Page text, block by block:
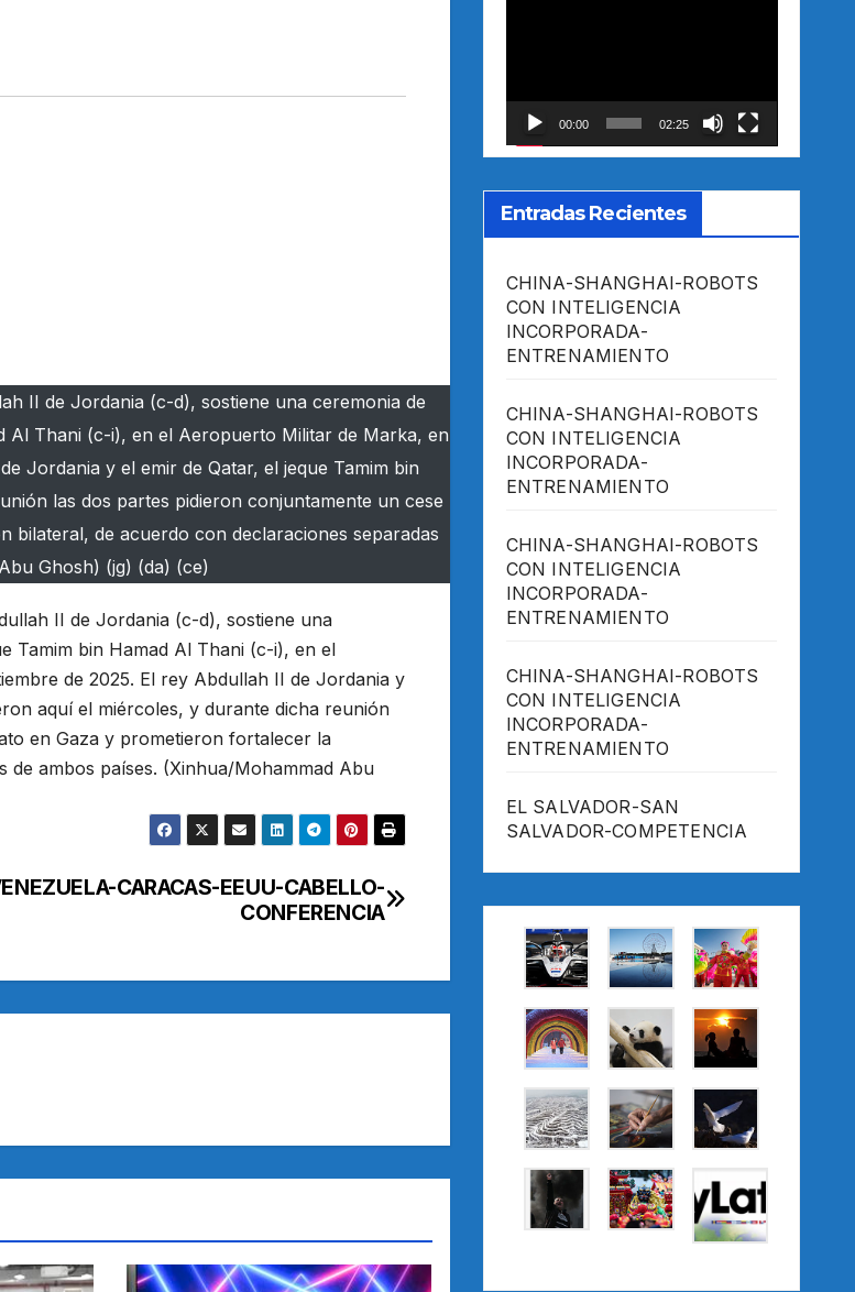
II de Jordania (c-d), sostiene una ceremonia de
Al Thani (c-i), en el Aeropuerto Militar de Marka, en
Jordania y el emir de Qatar, el jeque Tamim bin
las dos partes pidieron conjuntamente un cese
de acuerdo con declaraciones separadas
Ghosh) (jg) (da) (ce)
II de Jordania (c-d), sostiene una
Tamim bin Hamad Al Thani (c-i), en el
de 2025. El rey Abdullah II de Jordania y
aquí el miércoles, y durante dicha reunión
en Gaza y prometieron fortalecer la
ambos países. (Xinhua/Mohammad Abu
CARACAS-EEUU-CABELLO-
CONFERENCIA
00:00 02:25
Entradas Recientes
CHINA-SHANGHAI-ROBOTS
CON INTELIGENCIA
INCORPORADA-
ENTRENAMIENTO
CHINA-SHANGHAI-ROBOTS
CON INTELIGENCIA
INCORPORADA-
ENTRENAMIENTO
CHINA-SHANGHAI-ROBOTS
CON INTELIGENCIA
INCORPORADA-
ENTRENAMIENTO
CHINA-SHANGHAI-ROBOTS
CON INTELIGENCIA
INCORPORADA-
ENTRENAMIENTO
EL SALVADOR-SAN
SALVADOR-COMPETENCIA